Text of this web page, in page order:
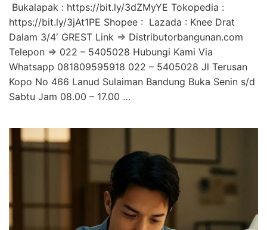
Bukalapak : https://bit.ly/3dZMyYE Tokopedia :
https://bit.ly/3jAt1PE Shopee : Lazada : Knee Drat
Dalam 3/4′ GREST Link => Distributorbangunan.com
Telepon => 022 – 5405028 Hubungi Kami Via
Whatsapp 081809595918 022 – 5405028 Jl Terusan
Kopo No 466 Lanud Sulaiman Bandung Buka Senin s/d
Sabtu Jam 08.00 – 17.00 …